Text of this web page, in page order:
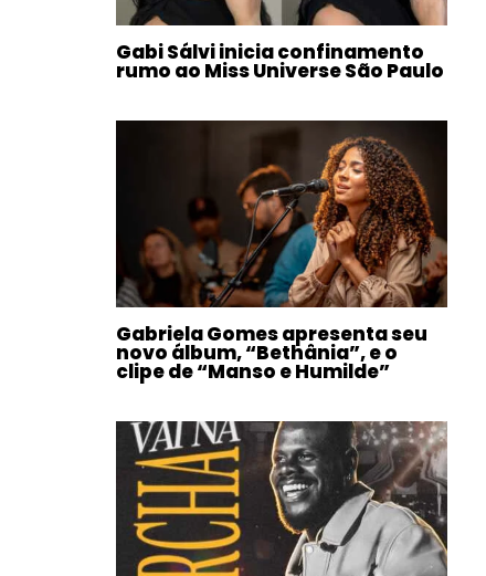
Gabi Sálvi inicia confinamento
rumo ao Miss Universe São Paulo
Gabriela Gomes apresenta seu
novo álbum, “Bethânia”, e o
clipe de “Manso e Humilde”